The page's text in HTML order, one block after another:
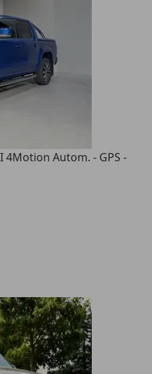
4Motion Autom. - GPS -